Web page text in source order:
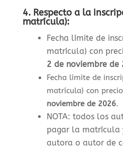
4. Respecto a la
matrícula):
Fecha límite de
matrícula) con
2 de noviembre de
Fecha límite de
matrícula) con
noviembre de 2026.
NOTA: todos los
pagar la matrícula
autora o autor de